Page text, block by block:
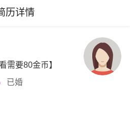
历详情
需要80金币】
已婚